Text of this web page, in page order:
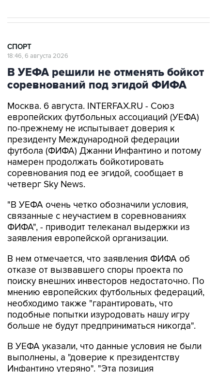
В УЕФА решили не отменять бойкот
соревнований под эгидой ФИФА
Москва. 6 августа. INTERFAX.RU - Союз
по-прежнему не испытывает доверия к
президенту Международной федерации
футбола (ФИФА) Джанни Инфантино и потому
намерен продолжать бойкотировать
соревнования под ее эгидой, сообщает в
четверг Sky News.
"В УЕФА очень четко обозначили условия,
ФИФА", - приводит телеканал выдержки из
заявления европейской организации.
В нем отмечается, что заявления ФИФА об
поиску внешних инвесторов недостаточно. По
мнению европейских футбольных федераций,
необходимо также "гарантировать, что
подобные попытки изуродовать нашу игру
больше не будут предприниматься никогда".
В УЕФА указали, что данные условия не были
Инфантино утеряно". "Эта позиция
сохраняется", - отметили в европейском союзе.